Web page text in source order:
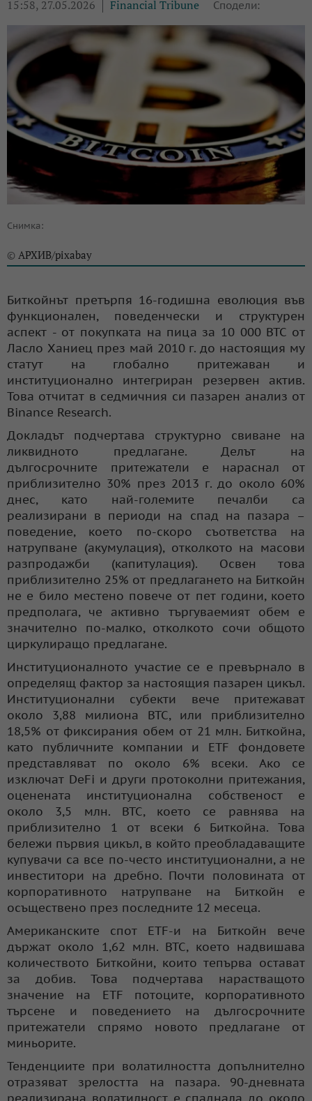
15:58, 27.05.2026 Financial Tribune Сподели:
Снимка:
© АРХИВ/pixabay
Биткойнът претърпя 16-годишна еволюция във
функционален, поведенчески и структурен
аспект - от покупката на пица за 10 000 BTC от
Ласло Ханиец през май 2010 г. до настоящия му
статут на глобално притежаван и
институционално интегриран резервен актив.
Това отчитат в седмичния си пазарен анализ от
Binance Research.
Докладът подчертава структурно свиване на
ликвидното предлагане. Делът на
дългосрочните притежатели е нараснал от
приблизително 30% през 2013 г. до около 60%
днес, като най-големите печалби са
реализирани в периоди на спад на пазара –
поведение, което по-скоро съответства на
натрупване (акумулация), отколкото на масови
разпродажби (капитулация). Освен това
приблизително 25% от предлагането на Биткойн
не е било местено повече от пет години, което
предполага, че активно търгуваемият обем е
значително по-малко, отколкото сочи общото
циркулиращо предлагане.
Институционалното участие се е превърнало в
определящ фактор за настоящия пазарен цикъл.
Институционални субекти вече притежават
около 3,88 милиона BTC, или приблизително
18,5% от фиксирания обем от 21 млн. Биткойна,
като публичните компании и ETF фондовете
представляват по около 6% всеки. Ако се
изключат DeFi и други протоколни притежания,
оценената институционална собственост е
около 3,5 млн. BTC, което се равнява на
приблизително 1 от всеки 6 Биткойна. Това
бележи първия цикъл, в който преобладаващите
купувачи са все по-често институционални, а не
инвеститори на дребно. Почти половината от
корпоративното натрупване на Биткойн е
осъществено през последните 12 месеца.
Американските спот ETF-и на Биткойн вече
държат около 1,62 млн. BTC, което надвишава
количеството Биткойни, които тепърва остават
за добив. Това подчертава нарастващото
значение на ETF потоците, корпоративното
търсене и поведението на дългосрочните
притежатели спрямо новото предлагане от
миньорите.
Тенденциите при волатилността допълнително
отразяват зрелостта на пазара. 90-дневната